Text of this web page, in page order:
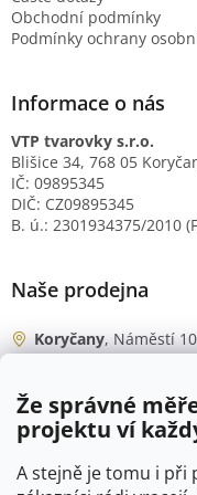
Že správné
projektu ví
A stejně je tomu i při
Obchodní podmínky
Podmínky ochrany
Informace o nás
VTP tvarovky s.r.o.
Blišice 34, 768 05
IČ: 09895345
DIČ: CZ09895345
B. ú.: 2301934375/2010
Naše prodejna
Koryčany, Náměstí
Po - Čt
06:00 - 07:00
07:30 - 15:30
Pá
06:00 - 07:00
07:30 - 15:00